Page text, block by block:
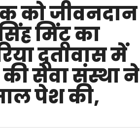
को जीवनदान
मिंटू का
दूतावास में
सेवा संस्था ने
पेश की,